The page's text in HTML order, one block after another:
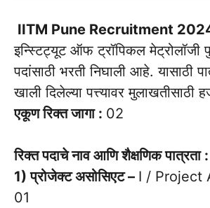
IITM Pune Recruitment
इन्स्टिट्यूट ऑफ ट्रॉपिकल मेट्रोलॉजी
पदांसाठी भरती निघाली आहे. यासाठी
खाली दिलेल्या पत्त्यावर मुलाखतीसाठी
एकूण रिक्त जागा : 02
रिक्त पदाचे नाव आणि शैक्षणिक पात्रता :
1) प्रोजेक्ट असोसिएट – I / Project
01